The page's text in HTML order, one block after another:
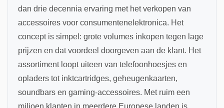
dan drie decennia ervaring met het verkopen van
accessoires voor consumentenelektronica. Het
concept is simpel: grote volumes inkopen tegen lage
prijzen en dat voordeel doorgeven aan de klant. Het
assortiment loopt uiteen van telefoonhoesjes en
opladers tot inktcartridges, geheugenkaarten,
soundbars en gaming-accessoires. Met ruim een
miljoen klanten in meerdere Europese landen is